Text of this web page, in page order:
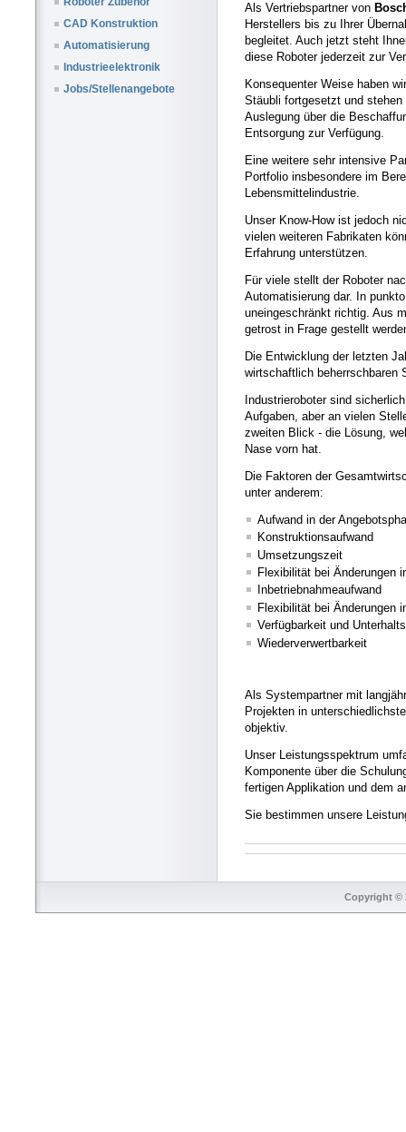
CAD Konstruktion
Automatisierung
Industrieelektronik
Jobs/Stellenangebote
Als Vertriebspartner von
Herstellers bis zu Ihrer
begleitet. Auch jetzt steht
diese Roboter jederzeit zur
Konsequenter Weise haben
Stäubli fortgesetzt und
Auslegung über die
Entsorgung zur Verfügung.
Eine weitere sehr intensive
Portfolio insbesondere im
Lebensmittelindustrie.
Unser Know-How ist jedoch
vielen weiteren Fabrikaten
Erfahrung unterstützen.
Für viele stellt der Roboter
Automatisierung dar. In
uneingeschränkt richtig. Aus
getrost in Frage gestellt
Die Entwicklung der letzten
wirtschaftlich beherrschbaren
Industrieroboter sind
Aufgaben, aber an vielen
zweiten Blick - die Lösung,
Nase vorn hat.
Die Faktoren der
unter anderem:
Aufwand in der
Konstruktionsaufwand
Umsetzungszeit
Flexibilität bei Änderungen
Inbetriebnahmeaufwand
Flexibilität bei Änderungen
Verfügbarkeit und
Wiederverwertbarkeit
Als Systempartner mit
Projekten in
objektiv.
Unser Leistungsspektrum
Komponente über die
fertigen Applikation und dem
Sie bestimmen unsere
Copyright ©